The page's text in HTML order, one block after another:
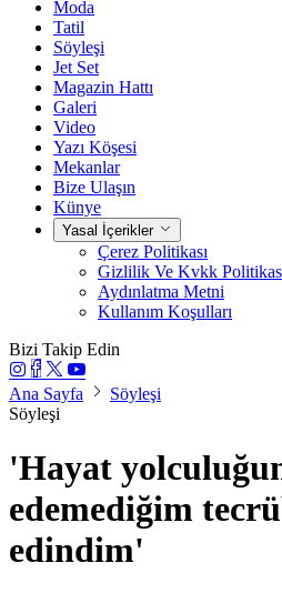
Moda
Tatil
Söyleşi
Jet Set
Magazin Hattı
Galeri
Video
Yazı Köşesi
Mekanlar
Bize Ulaşın
Künye
Yasal İçerikler
Çerez Politikası
Gizlilik Ve Kvkk
Aydınlatma Metni
Kullanım Koşulları
Bizi Takip Edin
Ana Sayfa
Söyleşi
Söyleşi
'Hayat
edemediğim
edindim'